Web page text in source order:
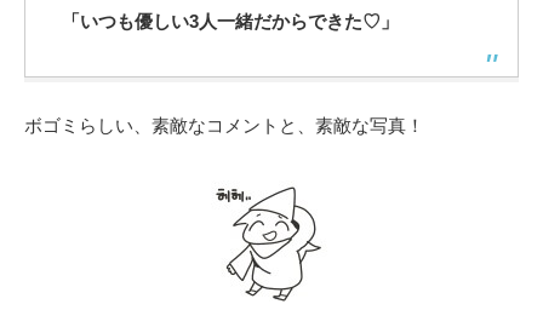
「いつも優しい3人一緒だからできた♡」
ボゴミらしい、素敵なコメントと、素敵な写真！